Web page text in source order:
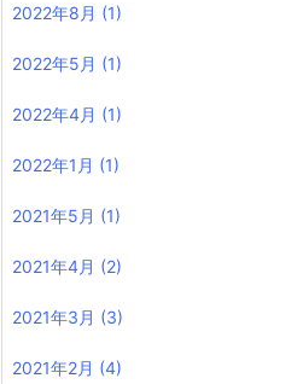
2022年8月 (1)
2022年5月 (1)
2022年4月 (1)
2022年1月 (1)
2021年5月 (1)
2021年4月 (2)
2021年3月 (3)
2021年2月 (4)